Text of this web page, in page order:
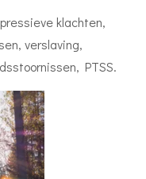
klachten,
verslaving,
PTSS.